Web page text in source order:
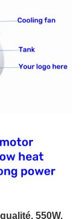
550W,